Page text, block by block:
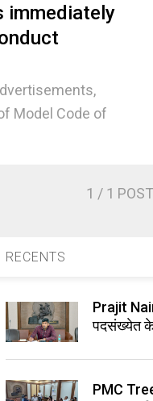
immediately
Model Code of
1 / 1
RECENTS
Prajit
पदसंख्येत
PMC